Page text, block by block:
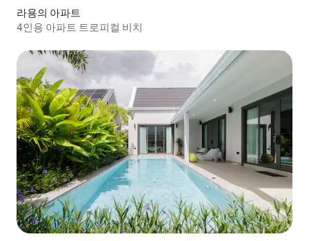
라용의 아파트
4인용 아파트 트로피컬 비치